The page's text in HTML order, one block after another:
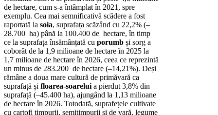
de hectare, cum s-a întâmplat în 2021, spre
exemplu. Cea mai semnificativă scădere a fost
raportată la soia, suprafața scăzând cu 22,2% (–
28.700 ha) până la 100.400 de hectare, în timp
ce la suprafața însămânțată cu porumb și sorg a
coborât de la 1,9 milioane de hectare în 2025 la
1,7 milioane de hectare în 2026, ceea ce reprezintă
un minus de 283.200 de hectare (–14,21%). Deși
rămâne a doua mare cultură de primăvară ca
suprafață și floarea-soarelui a pierdut 3,8% din
suprafață (–45.400 ha), ajungând la 1,13 milioane
de hectare în 2026. Totodată, suprafețele cultivate
cu cartofi timpurii, semitimpurii și de vară, legume